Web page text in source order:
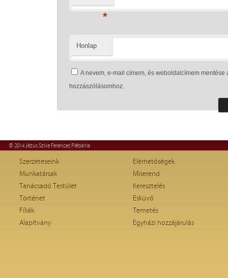
*
Honlap
A nevem, e-mail címem, és weboldalcímem
hozzászólásomhoz.
© 2014 Jézus Szíve Ferences Plébánia
Szerzeteseink
Munkatársak
Tanácsadó Testület
Történet
Fíliák
Alapítvány
Elérhetőségek
Miserend
Keresztelés
Esküvő
Temetés
Egyházi hozzájárulás